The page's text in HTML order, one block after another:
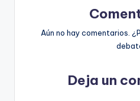
Aún no hay comentarios.
Deja un